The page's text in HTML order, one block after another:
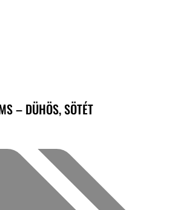
– DÜHÖS, SÖTÉT